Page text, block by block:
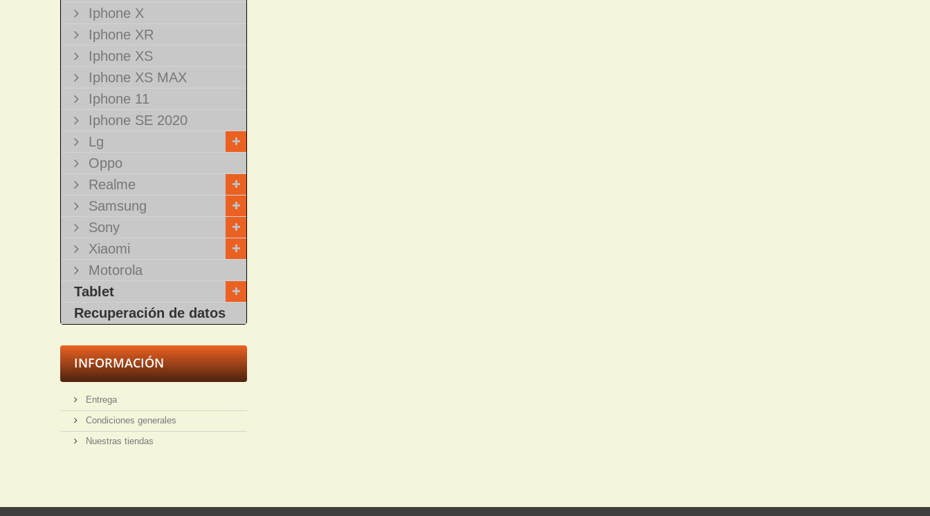
Iphone X
Iphone XR
Iphone XS
Iphone XS MAX
Iphone 11
Iphone SE 2020
Lg
Oppo
Realme
Samsung
Sony
Xiaomi
Motorola
Tablet
Recuperación de datos
INFORMACIÓN
Entrega
Condiciones generales
Nuestras tiendas